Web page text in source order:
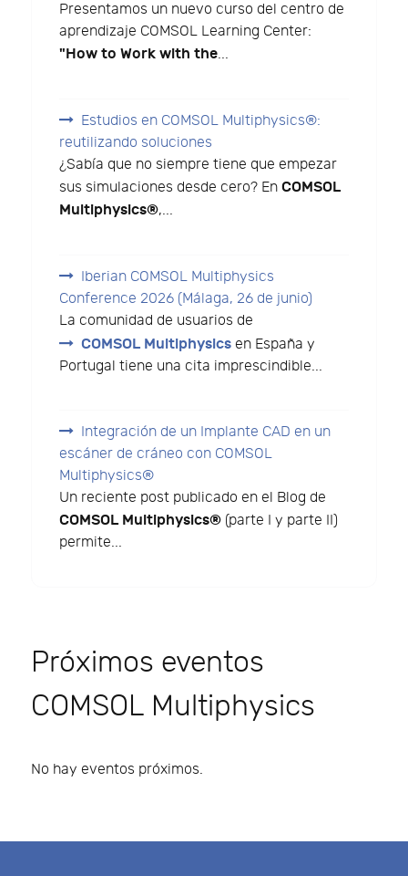
Presentamos un nuevo curso del centro de
aprendizaje COMSOL Learning Center:
"How to Work with the...
Estudios en COMSOL Multiphysics®:
reutilizando soluciones
¿Sabía que no siempre tiene que empezar
sus simulaciones desde cero? En COMSOL
Multiphysics®,...
Iberian COMSOL Multiphysics
Conference 2026 (Málaga, 26 de junio)
La comunidad de usuarios de
COMSOL Multiphysics en España y
Portugal tiene una cita imprescindible...
Integración de un Implante CAD en un
escáner de cráneo con COMSOL
Multiphysics®
Un reciente post publicado en el Blog de
COMSOL Multiphysics® (parte I y parte II)
permite...
Próximos eventos
COMSOL Multiphysics
No hay eventos próximos.